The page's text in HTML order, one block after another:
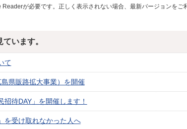
が必要です。正しく表示されない場合、最新バージョンをご
います。
て
県販路拡大事業）を開催
招待DAY」を開催します！
を受け取れなかった人へ